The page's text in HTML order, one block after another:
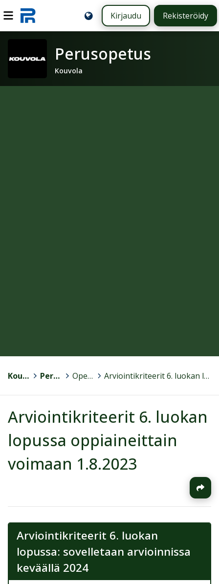
Kirjaudu Rekisteröidy
Perusopetus
Kouvola
Kouvola Perusopetus Opetussuunnitelma > Arviointikriteerit 6. luokan lopussa oppiaineittain voimaan 1.8.2023
Arviointikriteerit 6. luokan
lopussa oppiaineittain
voimaan 1.8.2023
Arviointikriteerit 6. luokan
lopussa: sovelletaan arvioinnissa
keväällä 2024